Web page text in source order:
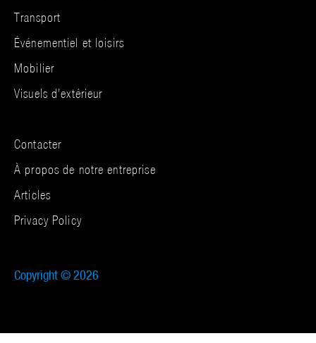
Transport
Événementiel et loisirs
Mobilier
Visuels d’extérieur
Contacter
À propos de notre entreprise
Articles
Privacy Policy
Copyright © 2026